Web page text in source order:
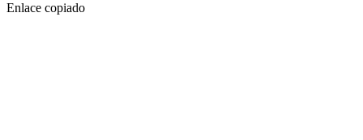
Enlace copiado